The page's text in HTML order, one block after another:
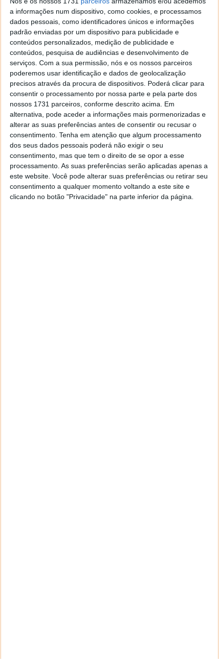
a informações num dispositivo, como cookies, e processamos
dados pessoais, como identificadores únicos e informações
padrão enviadas por um dispositivo para publicidade e
conteúdos personalizados, medição de publicidade e
conteúdos, pesquisa de audiências e desenvolvimento de
serviços. Com a sua permissão, nós e os nossos parceiros
poderemos usar identificação e dados de geolocalização
precisos através da procura de dispositivos. Poderá clicar para
consentir o processamento por nossa parte e pela parte dos
nossos 1731 parceiros, conforme descrito acima. Em
alternativa, pode aceder a informações mais pormenorizadas e
alterar as suas preferências antes de consentir ou recusar o
consentimento. Tenha em atenção que algum processamento
dos seus dados pessoais poderá não exigir o seu
consentimento, mas que tem o direito de se opor a esse
processamento. As suas preferências serão aplicadas apenas a
este website. Você pode alterar suas preferências ou retirar seu
consentimento a qualquer momento voltando a este site e
clicando no botão "Privacidade" na parte inferior da página.
Referiu a agência espacial norte-americana numa
declaração.
NASA 2021 BIG Idea Challenge